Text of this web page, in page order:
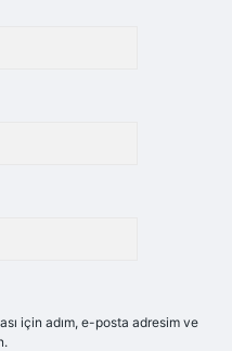
için adım, e-posta adresim ve